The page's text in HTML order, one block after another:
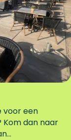
voor een
Kom dan naar